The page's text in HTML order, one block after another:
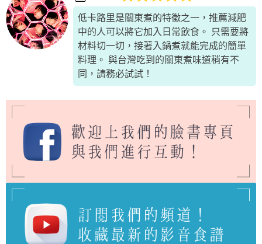
低卡路里是關東煮的特徵之一，推薦減肥
中的人可以將它加入日常飲食。 只需要將
材料切一切，接著入鍋煮就能完成的簡單
料理。 與台灣吃到的關東煮味道稍有不
同，請務必試試！